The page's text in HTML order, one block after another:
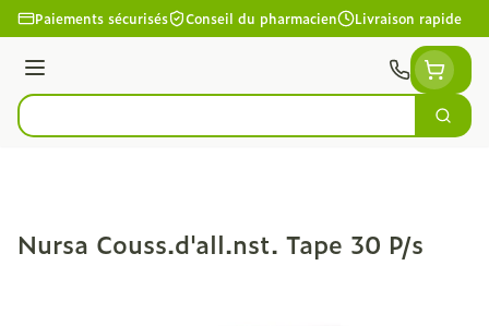
Aller au contenu
Paiements sécurisés Conseil du pharmacien Livraison rapide
Menu
Rechercher
Nursa Couss.d'all.nst. Tape 30 P/s